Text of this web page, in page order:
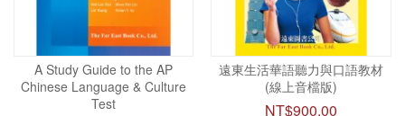
A Study Guide to the AP
Chinese Language & Culture
Test
遠東生活華語聽力與口語教材
(線上音檔版)
NT$900.00